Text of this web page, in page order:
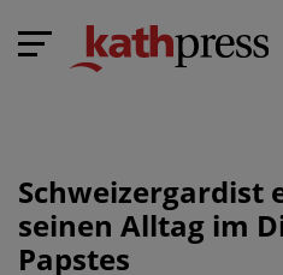
Schweizergardist
seinen Alltag im
Papstes